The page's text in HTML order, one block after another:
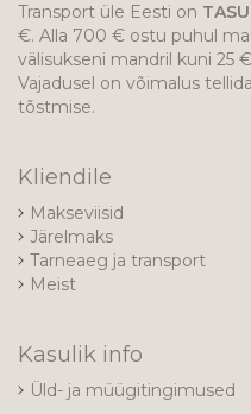
Transport üle Eesti on
€. Alla 700 € ostu puhul
välisukseni mandril kuni 25
Vajadusel on võimalus
tõstmise.
Kliendile
Makseviisid
Järelmaks
Tarneaeg ja transport
Meist
Kasulik info
Üld- ja müügitingimused